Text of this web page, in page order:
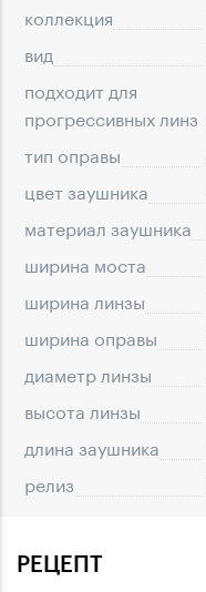
коллекция
вид
подходит для
прогрессивных линз
тип оправы
цвет заушника
материал заушника
ширина моста
ширина линзы
ширина оправы
диаметр линзы
высота линзы
длина заушника
релиз
РЕЦЕПТ